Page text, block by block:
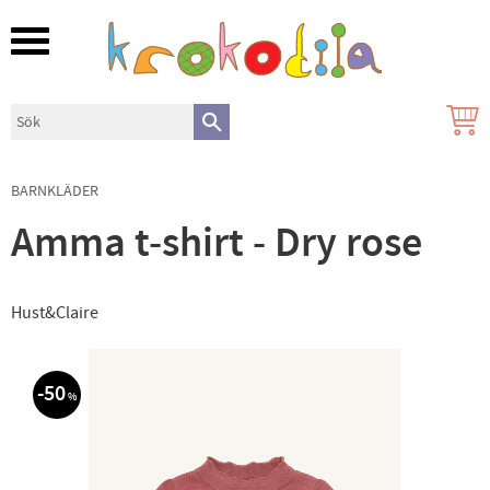
Meny
BARNKLÄDER
Amma t-shirt - Dry rose
Hust&Claire
50%